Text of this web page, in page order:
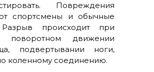
Повреждения
спортсмены и обычные
происходит при
поворотном движении
подвертывании ноги,
коленному соединению.